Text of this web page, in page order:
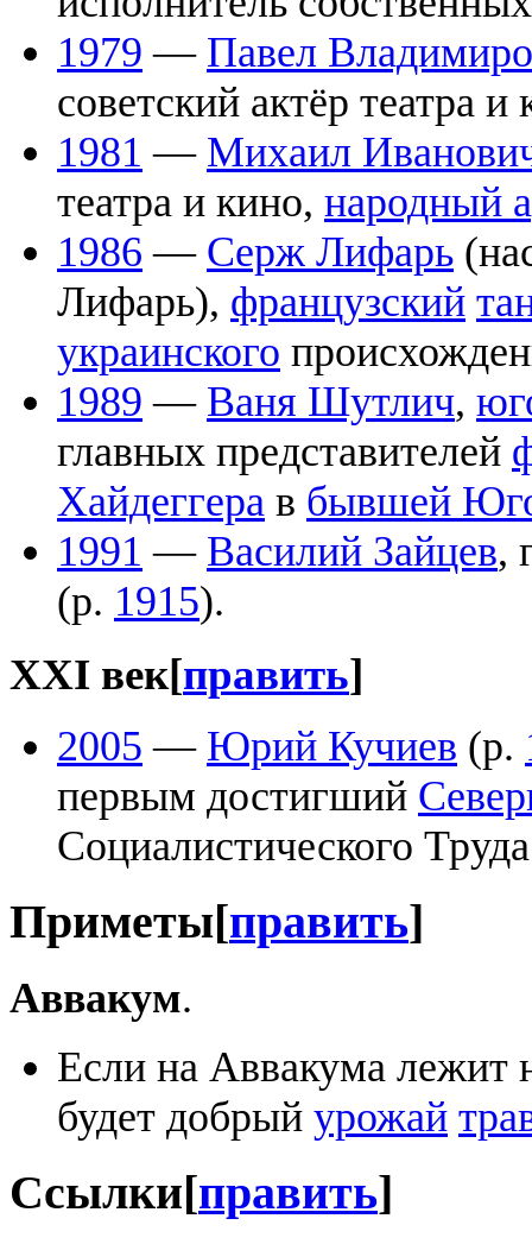
1979 — Павел
советский актёр театра
1981 — Михаил
театра и кино, народный
1986 — Серж Лифарь
Лифарь), французский
украинского
1989 — Ваня Шутлич,
главных представителей
Хайдеггера в бывшей
1991 — Василий Зайцев,
(р. 1915).
XXI век[править]
2005 — Юрий Кучиев (р.
первым достигший
Социалистического
Приметы[править]
Аввакум.
Если на Аввакума лежит
будет добрый урожай
Ссылки[править]